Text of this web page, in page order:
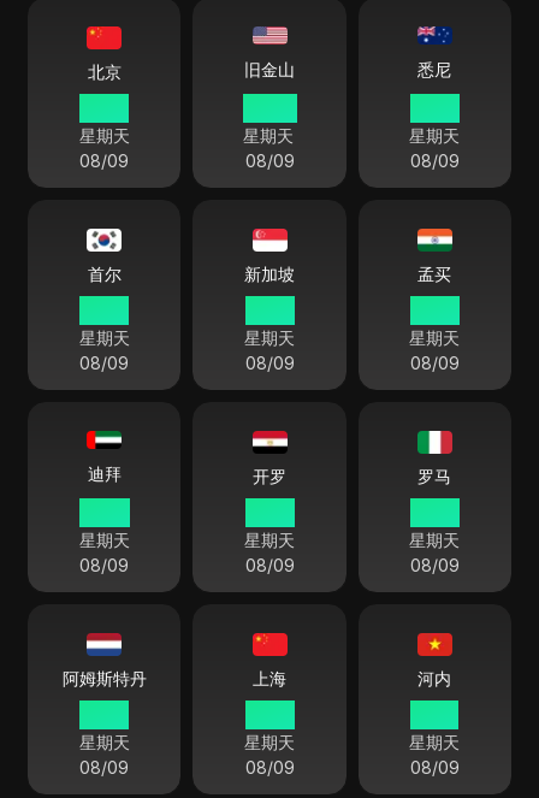
北京
星期天
08/09
旧金山
星期天
08/09
悉尼
星期天
08/09
首尔
星期天
08/09
新加坡
星期天
08/09
孟买
星期天
08/09
迪拜
星期天
08/09
开罗
星期天
08/09
罗马
星期天
08/09
阿姆斯特丹
星期天
08/09
上海
星期天
08/09
河内
星期天
08/09